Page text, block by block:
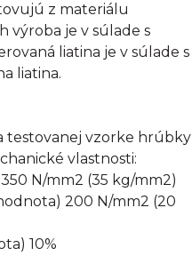
z materiálu
výroba je v súlade s
liatina je v súlade s
liatina.
testovanej vzorke hrúbky
vlastnosti:
N/mm2 (35 kg/mm2)
200 N/mm2 (20
10%